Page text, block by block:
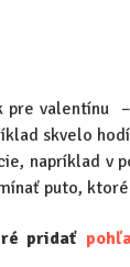
pre valentínu
skvelo hodí
napríklad v
puto, ktoré
pridať